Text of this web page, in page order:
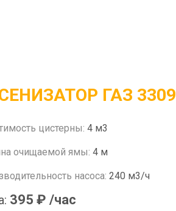
ГАЗ 3309
цистерны: 4 м3
очищаемой ямы: 4 м
насоса: 240 м3/ч
395 ₽ /час